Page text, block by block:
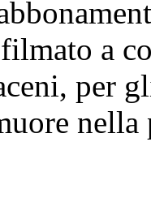
a
per
nella